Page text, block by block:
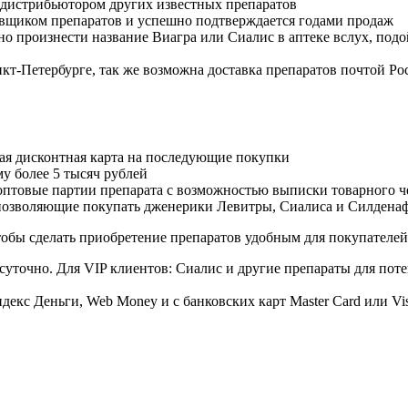
других известных препаратов
препаратов и успешно подтверждается годами продаж
название Виагра или Сиалис в аптеке вслух,
Петербурге, так же возможна доставка препаратов почтой
дисконтная карта на последующие покупки
более 5 тысяч рублей
партии препарата с возможностью выписки товарного
покупать дженерики Левитры, Сиалиса и
сделать приобретение препаратов удобным для покупателей
Для VIP клиентов: Сиалис и другие препараты для
Деньги, Web Money и с банковских карт Master Card или